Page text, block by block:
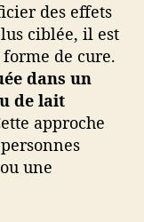
des effets
ciblée, il est
de cure.
dans un
de lait
approche
une